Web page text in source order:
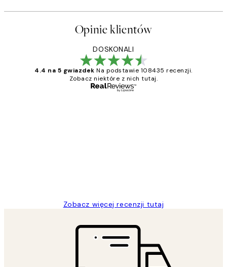
Opinie klientów
DOSKONALI
4.4 na 5 gwiazdek Na podstawie 108435 recenzji.
Zobacz niektóre z nich tutaj.
Zobacz więcej recenzji tutaj